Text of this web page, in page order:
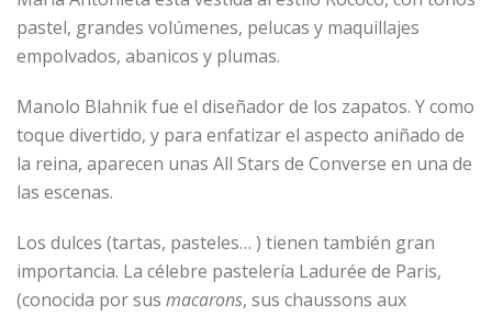
pastel, grandes volúmenes, pelucas y maquillajes
empolvados, abanicos y plumas.
Manolo Blahnik fue el diseñador de los zapatos. Y como
toque divertido, y para enfatizar el aspecto aniñado de
la reina, aparecen unas All Stars de Converse en una de
las escenas.
Los dulces (tartas, pasteles… ) tienen también gran
importancia. La célebre pastelería Ladurée de Paris,
(conocida por sus macarons, sus chaussons aux